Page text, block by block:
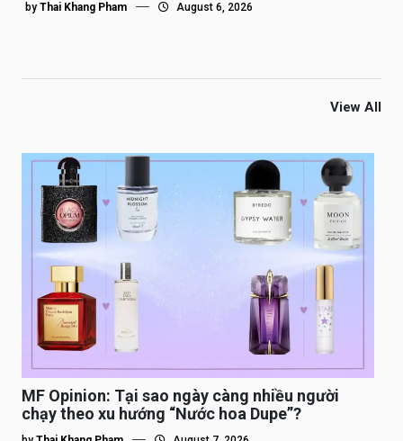
by Thai Khang Pham August 6, 2026
View All
MF Opinion: Tại sao ngày càng nhiều người
chạy theo xu hướng “Nước hoa Dupe”?